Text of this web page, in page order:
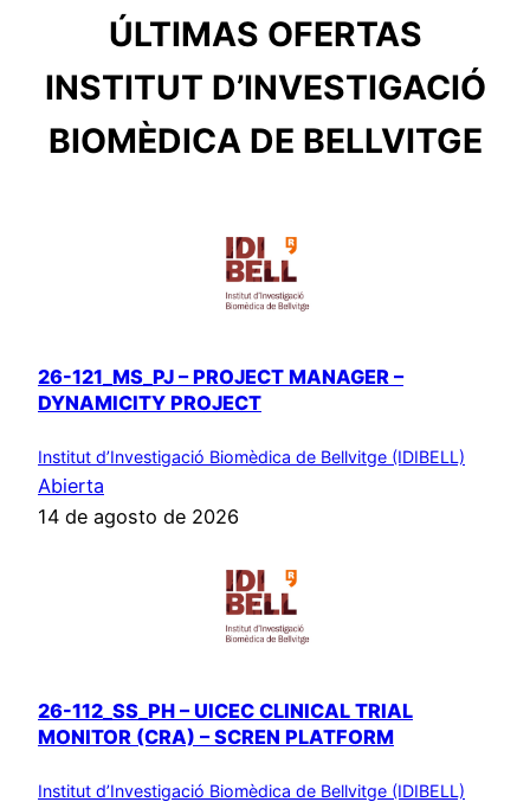
ÚLTIMAS OFERTAS
INSTITUT D’INVESTIGACIÓ
BIOMÈDICA DE BELLVITGE
26-121_MS_PJ – PROJECT MANAGER –
DYNAMICITY PROJECT
Institut d’Investigació Biomèdica de Bellvitge (IDIBELL)
Abierta
14 de agosto de 2026
26-112_SS_PH – UICEC CLINICAL TRIAL
MONITOR (CRA) – SCREN PLATFORM
Institut d’Investigació Biomèdica de Bellvitge (IDIBELL)